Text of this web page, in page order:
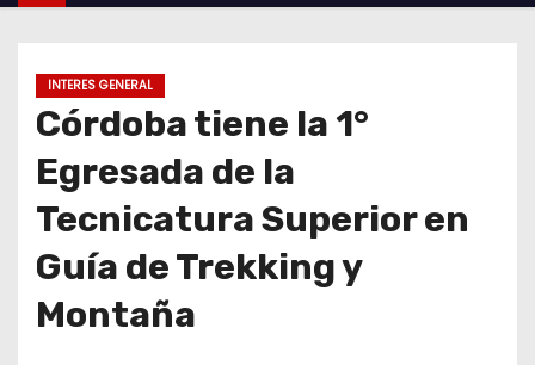
o
INTERES GENERAL
Córdoba tiene la 1°
Egresada de la
Tecnicatura Superior en
Guía de Trekking y
Montaña